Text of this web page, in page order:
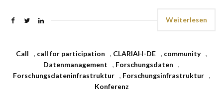
Weiterlesen
Call , call for participation , CLARIAH-DE , community ,
Datenmanagement
, Forschungsdaten
,
Forschungsdateninfrastruktur
, Forschungsinfrastruktur
,
Konferenz